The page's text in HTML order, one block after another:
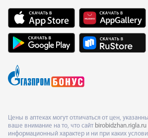
Цены в аптеках могут отличаться от цен,
ваше внимание на то, что сайт birobidzhan.rigla.ru
информационный характер и ни при каких